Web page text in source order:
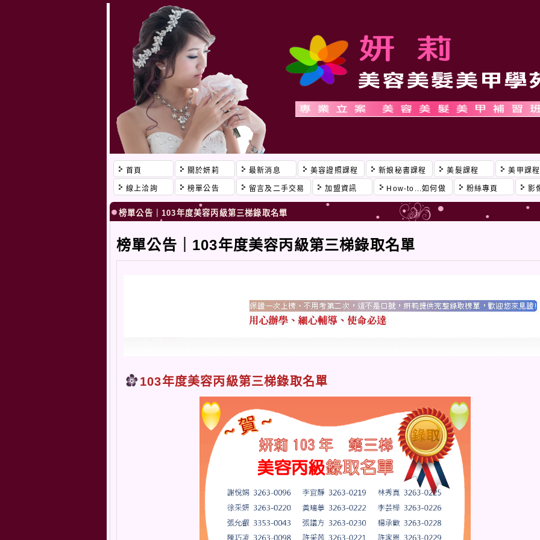
首頁 關於妍莉 最新消息 美容證照課程 新娘秘書課程 美髮課程 美甲課程
線上洽詢 榜單公告 留言及二手交易 加盟資訊 How-to...如何做 粉絲專頁 影
榜單公告｜103年度美容丙級第三梯錄取名單
榜單公告｜103年度美容丙級第三梯錄取名單
103年度美容丙級第三梯錄取名單